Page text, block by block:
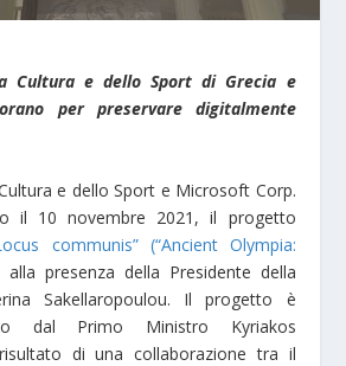
Cultura e dello Sport di Grecia e
per preservare digitalmente
e dello Sport e Microsoft Corp.
il 10 novembre 2021, il progetto
communis” (“Ancient Olympia:
alla presenza della Presidente della
Sakellaropoulou. Il progetto è
dal Primo Ministro Kyriakos
di una collaborazione tra il